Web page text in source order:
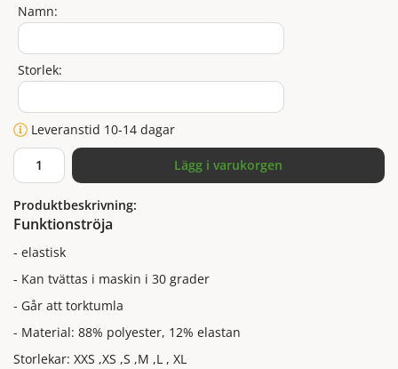
Namn:
Storlek:
Leveranstid 10-14 dagar
Lägg i varukorgen
Produktbeskrivning:
Funktionströja
- elastisk
- Kan tvättas i maskin i 30 grader
- Går att torktumla
- Material: 88% polyester, 12% elastan
Storlekar: XXS ,XS ,S ,M ,L , XL